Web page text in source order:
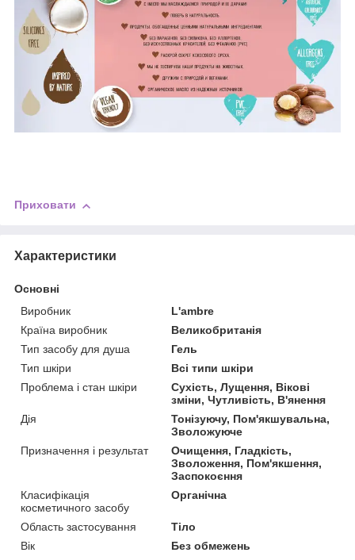
Приховати
Характеристики
Основні
Виробник
L'ambre
Країна виробник
Великобританія
Тип засобу для душа
Гель
Тип шкіри
Всі типи шкіри
Проблема і стан шкіри
Сухість, Лущення, Вікові
зміни, Чутливість, В'янення
Дія
Тонізуючу, Пом'якшувальна,
Зволожуюче
Призначення і результат
Очищення, Гладкість,
Зволоження, Пом'якшення,
Заспокоєння
Класифікація
косметичного засобу
Органічна
Область застосування
Тіло
Вік
Без обмежень